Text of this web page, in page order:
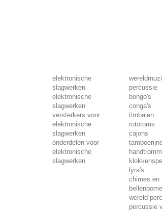
elektronische
slagwerken
elektronische
slagwerken
versterkers voor
elektronische
slagwerken
onderdelen voor
elektronische
slagwerken
percussie
bongo's
conga's
timbalen
rototoms
cajons
lyra's
chimes en
wereld
percussie